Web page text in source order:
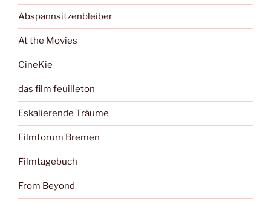
Abspannsitzenbleiber
At the Movies
CineKie
das film feuilleton
Eskalierende Träume
Filmforum Bremen
Filmtagebuch
From Beyond